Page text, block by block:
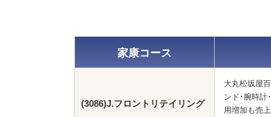
家康コース
(3086)J.フロントリテイリング
大丸松坂屋
ンド･腕時計
用増加も売